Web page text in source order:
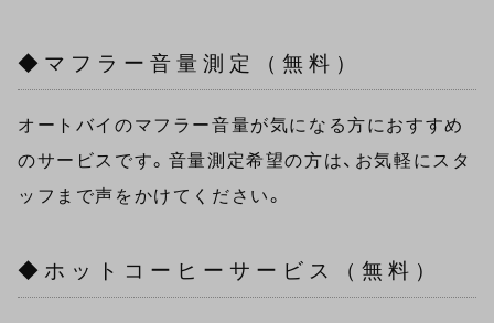
◆マフラー音量測定（無料）
オートバイのマフラー音量が気になる方におすすめ
のサービスです。音量測定希望の方は、お気軽にスタ
ッフまで声をかけてください。
◆ホットコーヒーサービス（無料）